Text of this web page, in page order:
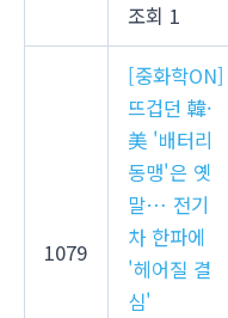
조회 1
1079
[중화학ON]
뜨겁던 韓·
美 '배터리
동맹'은 옛
말… 전기
차 한파에
'헤어질 결
심'